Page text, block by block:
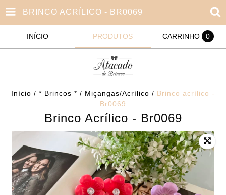
BRINCO ACRÍLICO - BR0069
INÍCIO PRODUTOS CARRINHO 0
Início / * Brincos * / Miçangas/Acrílico / Brinco acrílico -
Br0069
Brinco Acrílico - Br0069